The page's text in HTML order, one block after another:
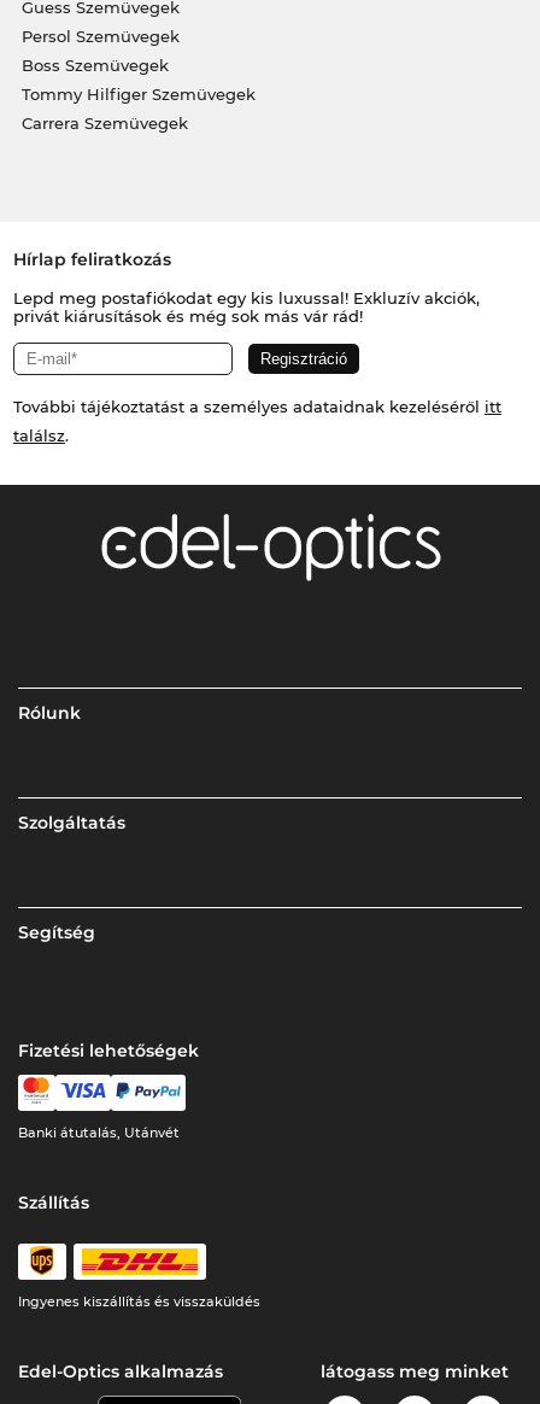
Guess Szemüvegek
Persol Szemüvegek
Boss Szemüvegek
Tommy Hilfiger Szemüvegek
Carrera Szemüvegek
Hírlap feliratkozás
Lepd meg postafiókodat egy kis luxussal! Exkluzív akciók,
privát kiárusítások és még sok más vár rád!
További tájékoztatást a személyes adataidnak kezeléséről itt
találsz.
Rólunk
Szolgáltatás
Segítség
Fizetési lehetőségek
Banki átutalás, Utánvét
Szállítás
Ingyenes kiszállítás és visszaküldés
Edel-Optics alkalmazás látogass meg minket